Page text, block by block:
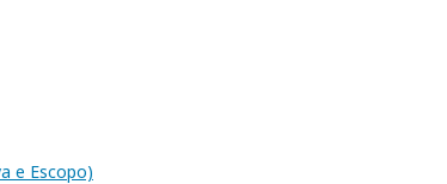
e Escopo)